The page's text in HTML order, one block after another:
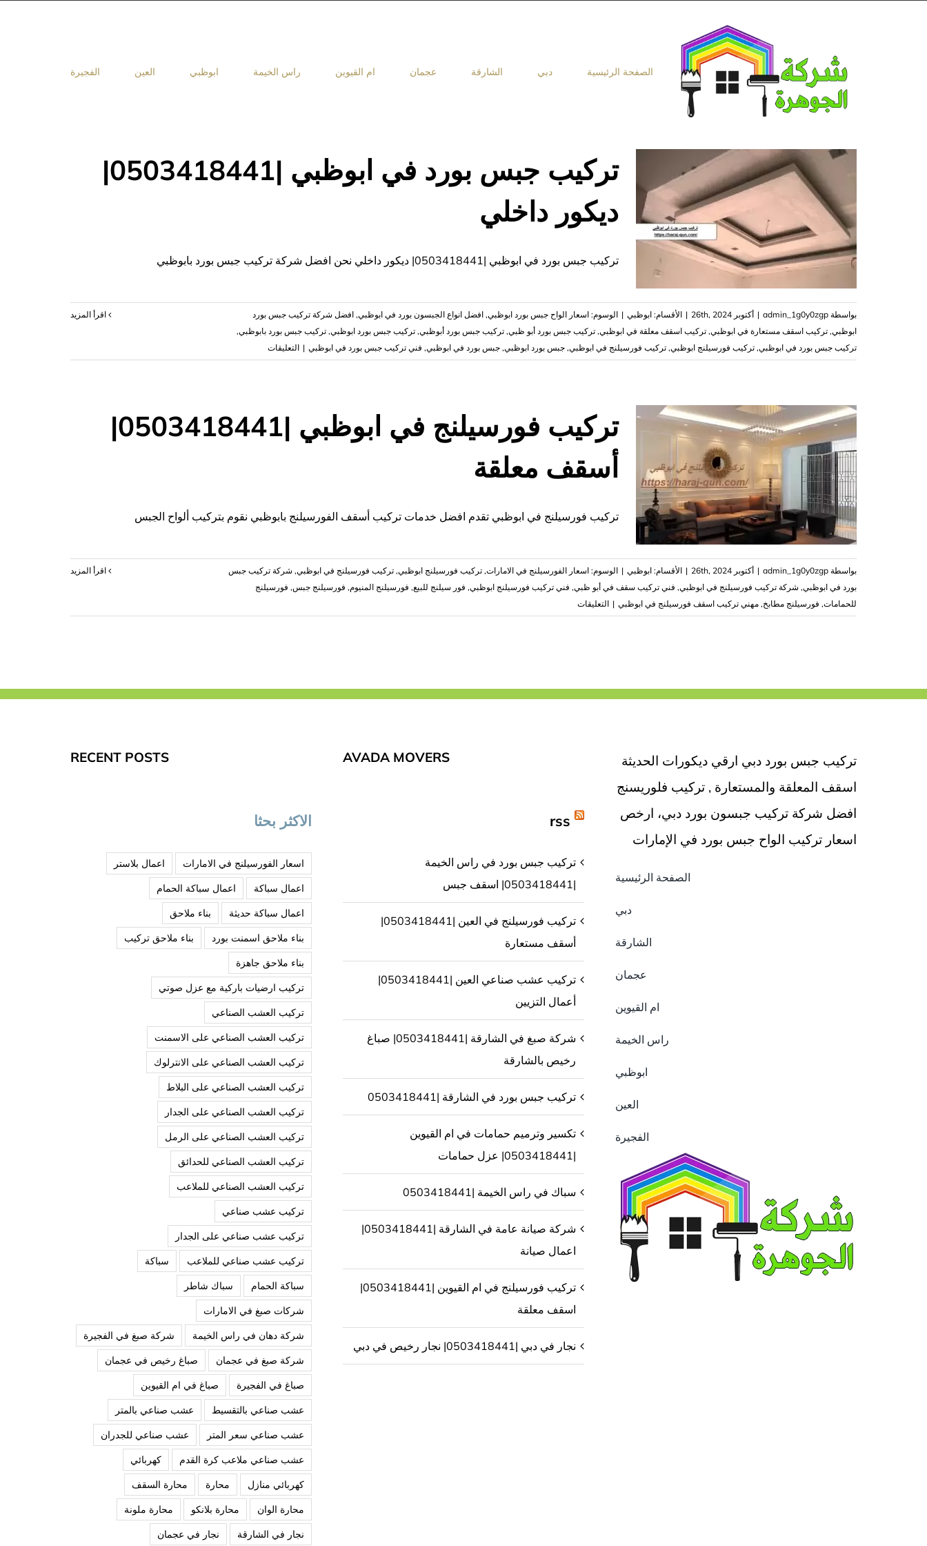
الصفحة الرئيسية دبي الشارقة عجمان ام القيوين راس الخيمة ابوظبي العين الفجيرة
تركيب جبس بورد في ابوظبي |0503418441|
ديكور داخلي
تركيب جبس بورد في ابوظبي |0503418441| ديكور داخلي نحن افضل شركة تركيب جبس بورد بابوظبي
بواسطة admin_1g0y0zgp
| أكتوبر 26th, 2024 | الأقسام: ابوظبي | الوسوم: اسعار الواح جبس بورد ابوظبي, افضل انواع الجبسون بورد في ابوظبي, افضل شركة تركيب جبس بورد
ابوظبي, تركيب اسقف مستعارة في ابوظبي, تركيب اسقف معلقة في ابوظبي, تركيب جبس بورد أبو ظبي, تركيب جبس بورد أبوظبي, تركيب جبس بورد ابوظبي, تركيب جبس بورد بابوظبي,
تركيب جبس بورد في ابوظبي, تركيب فورسيلنج ابوظبي, تركيب فورسيلنج في ابوظبي, جبس بورد ابوظبي, جبس بورد في ابوظبي, فني تركيب جبس بورد في ابوظبي | التعليقاتعلى
تركيب
ابوظبي
تركيب فورسيلنج في ابوظبي |0503418441|
أسقف معلقة
تركيب فورسيلنج في ابوظبي تقدم افضل خدمات تركيب أسقف الفورسيلنج بابوظبي نقوم بتركيب ألواح الجبس
بواسطة admin_1g0y0zgp
| أكتوبر 26th, 2024 | الأقسام: ابوظبي | الوسوم: اسعار الفورسيلنج في الامارات, تركيب فورسيلنج ابوظبي, تركيب فورسيلنج في ابوظبي, شركة تركيب جبس
بورد في ابوظبي, شركة تركيب فورسيلنج في ابوظبي, فني تركيب سقف في أبو ظبي, فني تركيب فورسيلنج ابوظبي, فور سيلنج للبيع, فورسيلنج المنيوم, فورسيلنج جبس, فورسيلنج
للحمامات, فورسيلنج مطابخ, ‏مهني تركيب اسقف فورسيلنج في ابوظبي | التعليقاتعلى
تركيب
أسقف
تركيب جبس بورد دبي ارقي ديكورات الحديثة
اسقف المعلقة والمستعارة , تركيب فلوريسنج
افضل شركة تركيب جبسون بورد دبي، ارخص
اسعار تركيب الواح جبس بورد في الإمارات
الصفحة الرئيسية
دبي
الشارقة
عجمان
ام القيوين
راس الخيمة
ابوظبي
العين
الفجيرة
AVADA MOVERS
rss
تركيب جبس بورد في راس الخيمة
|0503418441| اسقف جبس
تركيب فورسيلنج في العين |0503418441|
أسقف مستعارة
تركيب عشب صناعي العين |0503418441|
أعمال التزيين
شركة صبغ في الشارقة |0503418441| صباغ
رخيص بالشارقة
تركيب جبس بورد في الشارقة |0503418441
تكسير وترميم حمامات في ام القيوين
|0503418441| عزل حمامات
سباك في راس الخيمة |0503418441
شركة صيانة عامة في الشارقة |0503418441|
اعمال صيانة
تركيب فورسيلنج في ام القيوين |0503418441|
اسقف معلقة
نجار في دبي |0503418441| نجار رخيص في دبي
RECENT POSTS
الاكثر بحثا
اسعار الفورسيلنج في الامارات
اعمال بلاستر
اعمال سباكة
اعمال سباكة الحمام
اعمال سباكة حديثة
بناء ملاحق
بناء ملاحق اسمنت بورد
بناء ملاحق تركيب
بناء ملاحق جاهزة
تركيب ارضيات باركية مع عزل صوتي
تركيب العشب الصناعي
تركيب العشب الصناعي على الاسمنت
تركيب العشب الصناعي على الانترلوك
تركيب العشب الصناعي على البلاط
تركيب العشب الصناعي على الجدار
تركيب العشب الصناعي على الرمل
تركيب العشب الصناعي للحدائق
تركيب العشب الصناعي للملاعب
تركيب عشب صناعي
تركيب عشب صناعي على الجدار
تركيب عشب صناعي للملاعب
سباكة
سباكة الحمام
سباك شاطر
شركات صبغ في الامارات
شركة دهان في راس الخيمة
شركة صبغ في الفجيرة
شركة صبغ في عجمان
صباغ رخيص في عجمان
صباغ في الفجيرة
صباغ في ام القيوين
عشب صناعي بالتقسيط
عشب صناعي بالمتر
عشب صناعي سعر المتر
عشب صناعي للجدران
عشب صناعي ملاعب كرة القدم
كهربائي
كهربائي منازل
محارة
محارة السقف
محارة الوان
محارة بلانكو
محارة ملونة
نجار في الشارقة
نجار في عجمان